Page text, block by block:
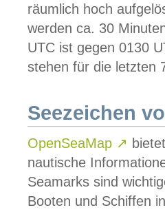
räumlich hoch
werden ca. 30
UTC ist gegen 0130
stehen für die letzten
Seezeichen
OpenSeaMap ↗
nautische
Seamarks sind
Booten und Schiffen